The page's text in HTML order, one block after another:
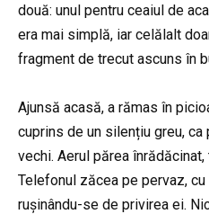
două: unul pentru ceaiul de
era mai simplă, iar celălalt
fragment de trecut ascuns în
Ajunsă acasă, a rămas în
cuprins de un silențiu greu,
vechi. Aerul părea
Telefonul zăcea pe pervaz, cu
rușinându-se de privirea ei.